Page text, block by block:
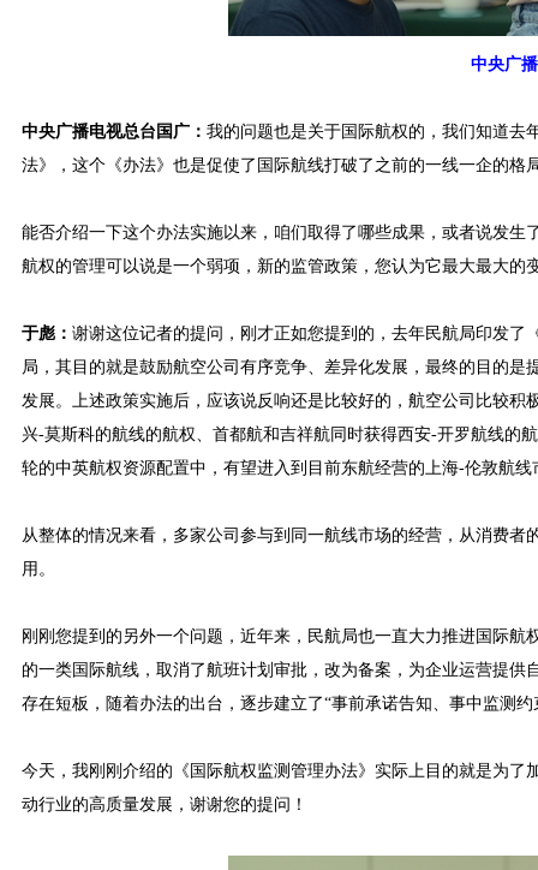
中央广
中央广播电视总台国广： 我的问题也是关于国际航权的，我们知道去
法》，这个《办法》也是促使了国际航线打破了之前的一线一企的格
能否介绍一下这个办法实施以来，咱们取得了哪些成果，或者说发
航权的管理可以说是一个弱项，新的监管政策，您认为它最大最大的
于彪： 谢谢这位记者的提问，刚才正如您提到的，去年民航局印发了
局，其目的就是鼓励航空公司有序竞争、差异化发展，最终的目的
发展。上述政策实施后，应该说反响还是比较好的，航空公司比较
兴-莫斯科的航线的航权、首都航和吉祥航同时获得西安-开罗航线的
轮的中英航权资源配置中，有望进入到目前东航经营的上海-伦敦航线
从整体的情况来看，多家公司参与到同一航线市场的经营，从消费
用。
刚刚您提到的另外一个问题，近年来，民航局也一直大力推进国际
的一类国际航线，取消了航班计划审批，改为备案，为企业运营提
存在短板，随着办法的出台，逐步建立了“事前承诺告知、事中监测
今天，我刚刚介绍的《国际航权监测管理办法》实际上目的就是为
动行业的高质量发展，谢谢您的提问！